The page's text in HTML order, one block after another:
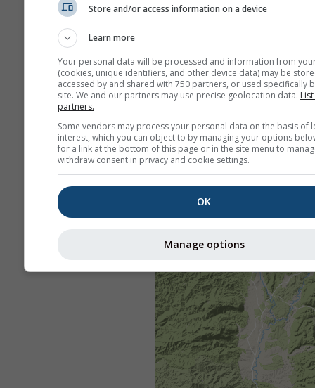
Store and/or access information on a device
Learn more
Your personal data will be processed and information from
(cookies, unique identifiers, and other device data) may be
accessed by and shared with 750 partners, or used specifically
site. We and our partners may use precise geolocation data.
partners.
Some vendors may process your personal data on the basis of
interest, which you can object to by managing your options
for a link at the bottom of this page or in the site menu to
withdraw consent in privacy and cookie settings.
OK
Manage options